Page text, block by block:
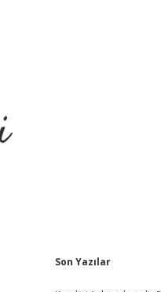
Sidebar
Son Yazılar